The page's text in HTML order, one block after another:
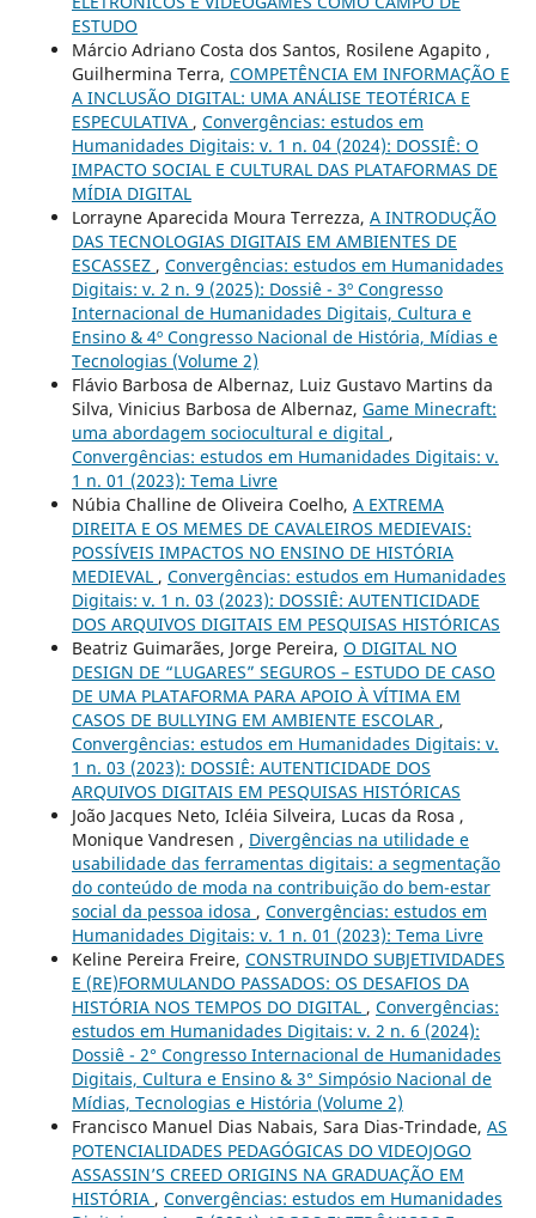
ESTUDO
Márcio Adriano Costa dos Santos, Rosilene Agapito ,
Guilhermina Terra, COMPETÊNCIA EM INFORMAÇÃO E
A INCLUSÃO DIGITAL: UMA ANÁLISE TEOTÉRICA E
ESPECULATIVA , Convergências: estudos em
Humanidades Digitais: v. 1 n. 04 (2024): DOSSIÊ: O
IMPACTO SOCIAL E CULTURAL DAS PLATAFORMAS DE
MÍDIA DIGITAL
Lorrayne Aparecida Moura Terrezza, A INTRODUÇÃO
DAS TECNOLOGIAS DIGITAIS EM AMBIENTES DE
ESCASSEZ , Convergências: estudos em Humanidades
Digitais: v. 2 n. 9 (2025): Dossiê - 3º Congresso
Internacional de Humanidades Digitais, Cultura e
Ensino & 4º Congresso Nacional de História, Mídias e
Tecnologias (Volume 2)
Flávio Barbosa de Albernaz, Luiz Gustavo Martins da
Silva, Vinicius Barbosa de Albernaz, Game Minecraft:
uma abordagem sociocultural e digital ,
Convergências: estudos em Humanidades Digitais: v.
1 n. 01 (2023): Tema Livre
Núbia Challine de Oliveira Coelho, A EXTREMA
DIREITA E OS MEMES DE CAVALEIROS MEDIEVAIS:
POSSÍVEIS IMPACTOS NO ENSINO DE HISTÓRIA
MEDIEVAL , Convergências: estudos em Humanidades
Digitais: v. 1 n. 03 (2023): DOSSIÊ: AUTENTICIDADE
DOS ARQUIVOS DIGITAIS EM PESQUISAS HISTÓRICAS
Beatriz Guimarães, Jorge Pereira, O DIGITAL NO
DESIGN DE “LUGARES” SEGUROS – ESTUDO DE CASO
DE UMA PLATAFORMA PARA APOIO À VÍTIMA EM
CASOS DE BULLYING EM AMBIENTE ESCOLAR ,
Convergências: estudos em Humanidades Digitais: v.
1 n. 03 (2023): DOSSIÊ: AUTENTICIDADE DOS
ARQUIVOS DIGITAIS EM PESQUISAS HISTÓRICAS
João Jacques Neto, Icléia Silveira, Lucas da Rosa ,
Monique Vandresen , Divergências na utilidade e
usabilidade das ferramentas digitais: a segmentação
do conteúdo de moda na contribuição do bem-estar
social da pessoa idosa , Convergências: estudos em
Humanidades Digitais: v. 1 n. 01 (2023): Tema Livre
Keline Pereira Freire, CONSTRUINDO SUBJETIVIDADES
E (RE)FORMULANDO PASSADOS: OS DESAFIOS DA
HISTÓRIA NOS TEMPOS DO DIGITAL , Convergências:
estudos em Humanidades Digitais: v. 2 n. 6 (2024):
Dossiê - 2° Congresso Internacional de Humanidades
Digitais, Cultura e Ensino & 3° Simpósio Nacional de
Mídias, Tecnologias e História (Volume 2)
Francisco Manuel Dias Nabais, Sara Dias-Trindade, AS
POTENCIALIDADES PEDAGÓGICAS DO VIDEOJOGO
ASSASSIN’S CREED ORIGINS NA GRADUAÇÃO EM
HISTÓRIA , Convergências: estudos em Humanidades